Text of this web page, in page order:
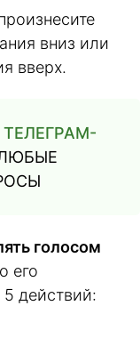
вниз или
вверх.
голосом
его
5 действий: